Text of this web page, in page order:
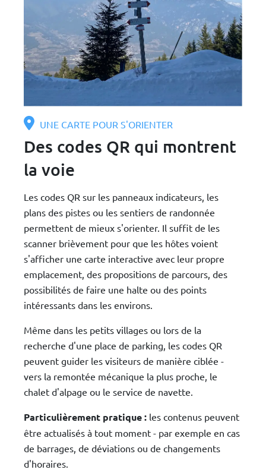
UNE CARTE POUR S'ORIENTER
Des codes QR qui montrent
la voie
Les codes QR sur les panneaux indicateurs, les
plans des pistes ou les sentiers de randonnée
permettent de mieux s'orienter. Il suffit de les
scanner brièvement pour que les hôtes voient
s'afficher une carte interactive avec leur propre
emplacement, des propositions de parcours, des
possibilités de faire une halte ou des points
intéressants dans les environs.
Même dans les petits villages ou lors de la
recherche d'une place de parking, les codes QR
peuvent guider les visiteurs de manière ciblée -
vers la remontée mécanique la plus proche, le
chalet d'alpage ou le service de navette.
Particulièrement pratique : les contenus peuvent
être actualisés à tout moment - par exemple en cas
de barrages, de déviations ou de changements
d'horaires.